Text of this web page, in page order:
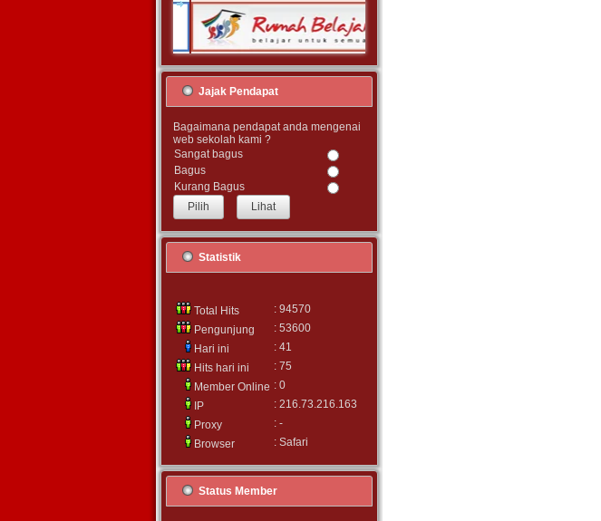
Jajak Pendapat
Bagaimana pendapat anda mengenai
web sekolah kami ?
Sangat bagus
Bagus
Kurang Bagus
Lihat
Statistik
Total Hits
: 94570
Pengunjung
: 53600
Hari ini
: 41
Hits hari ini
: 75
Member Online : 0
IP
: 216.73.216.163
Proxy
: -
Browser
: Safari
Status Member